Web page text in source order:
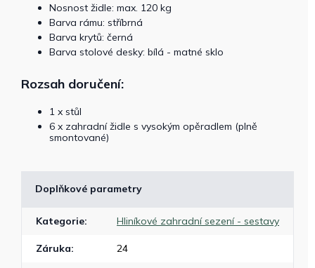
Nosnost židle: max. 120 kg
Barva rámu: stříbrná
Barva krytů: černá
Barva stolové desky: bílá - matné sklo
Rozsah doručení:
1 x stůl
6 x zahradní židle s vysokým opěradlem (plně
smontované)
Doplňkové parametry
Kategorie: Hliníkové zahradní sezení - sestavy
Záruka: 24